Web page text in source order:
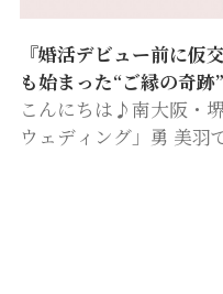
『婚活デビュー前に仮
も始まった“ご縁の奇跡
こんにちは♪南大阪・
ウェディング」勇 美羽